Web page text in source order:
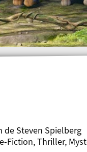
de Steven Spielberg
Fiction, Thriller,